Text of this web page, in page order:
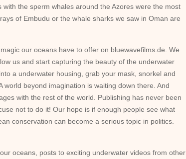
the sperm whales around the Azores were the most
of Embudu or the whale sharks we saw in Oman are
our oceans have to offer on bluewavefilms.de. We
us and start capturing the beauty of the underwater
a underwater housing, grab your mask, snorkel and
world beyond imagination is waiting down there. And
with the rest of the world. Publishing has never been
not to do it! Our hope is if enough people see what
conservation can become a serious topic in politics.
oceans, posts to exciting underwater videos from other